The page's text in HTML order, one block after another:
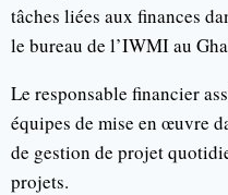
tâches liées aux finances
le bureau de l’IWMI au
Le responsable financier
équipes de mise en œuvre
de gestion de projet
projets.